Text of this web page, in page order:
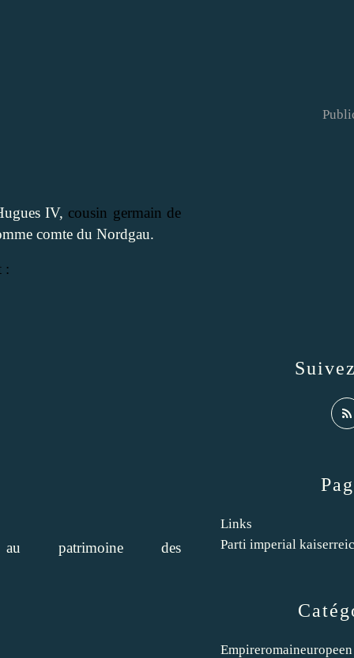
IV, cousin germain de
comte du Nordgau.
:
patrimoine des
Empireromaineuropeen
Links
Parti imperial